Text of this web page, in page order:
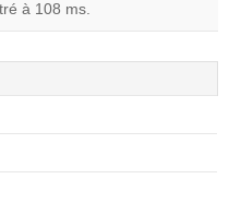
à 108 ms.